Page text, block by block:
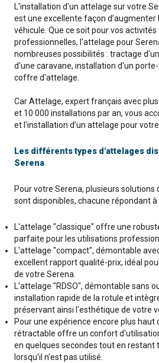
L'installation d'un attelage sur votre
est une excellente façon d’augmenter
véhicule. Que ce soit pour vos activités
professionnelles, l'attelage pour
nombreuses possibilités : tractage
d'une caravane, installation d'un
coffre d'attelage.
Car Attelage, expert français avec
et 10 000 installations par an, vous
et l'installation d’un attelage pour
Les différents types d'attelages
Serena
Pour votre Serena, plusieurs
sont disponibles, chacune répondant
L'attelage "classique" offre une
parfaite pour les utilisations
L'attelage "compact", démontable
excellent rapport qualité-prix, idéal
de votre Serena.
L'attelage "RDSO", démontable sans
installation rapide de la rotule et
préservant ainsi l'esthétique de votre
Pour une expérience encore plus
rétractable offre un confort
en quelques secondes tout en restant
lorsqu'il n'est pas utilisé.